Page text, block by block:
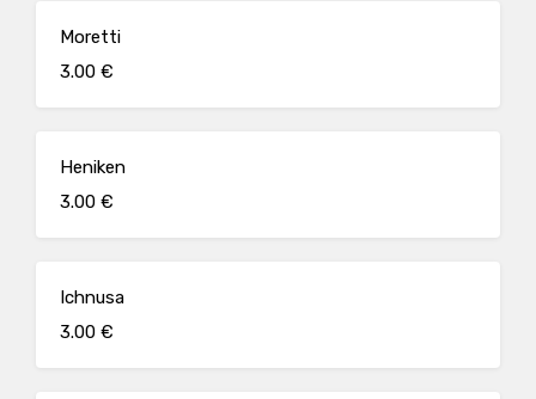
Moretti
3.00 €
Heniken
3.00 €
Ichnusa
3.00 €